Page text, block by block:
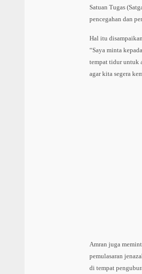
Satuan Tugas
pencegahan dan
Hal itu
“Saya minta
tempat tidur untuk
agar kita segera
Amran juga
pemulasaran
di tempat